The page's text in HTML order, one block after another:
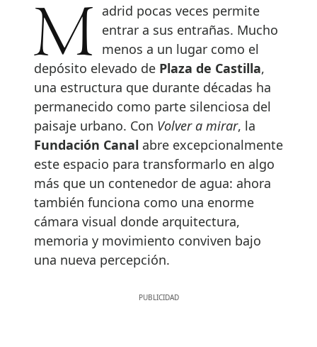
Madrid pocas veces permite
entrar a sus entrañas. Mucho
menos a un lugar como el
depósito elevado de Plaza de Castilla,
una estructura que durante décadas ha
permanecido como parte silenciosa del
paisaje urbano. Con Volver a mirar, la
Fundación Canal abre excepcionalmente
este espacio para transformarlo en algo
más que un contenedor de agua: ahora
también funciona como una enorme
cámara visual donde arquitectura,
memoria y movimiento conviven bajo
una nueva percepción.